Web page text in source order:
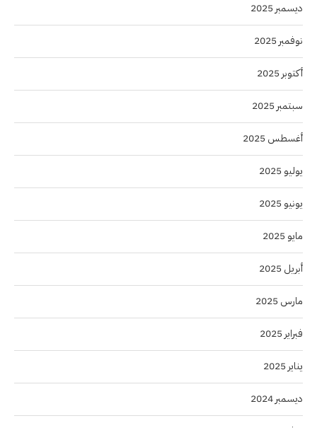
ديسمبر 2025
نوفمبر 2025
أكتوبر 2025
سبتمبر 2025
أغسطس 2025
يوليو 2025
يونيو 2025
مايو 2025
أبريل 2025
مارس 2025
فبراير 2025
يناير 2025
ديسمبر 2024